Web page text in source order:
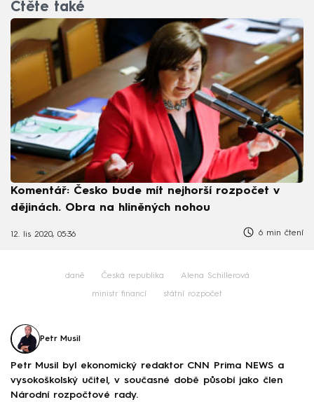
Čtěte také
Komentář: Česko bude mít nejhorší rozpočet v
dějinách. Obra na hliněných nohou
12. lis 2020, 05:36 6 min čtení
daně Česká republika Alena Schillerová
ministr financí státní rozpočet
Petr Musil
Petr Musil byl ekonomický redaktor CNN Prima NEWS a
vysokoškolský učitel, v současné době působí jako člen
Národní rozpočtové rady.